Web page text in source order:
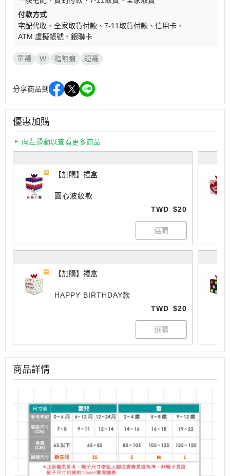
付款方式
宅配代收
全家取貨付款 7-11取貨付款
信用卡
ATM 虛擬帳號
銀聯卡
童襪 W 指無痕 短襪
分享商品到
優惠加購
向左滑動以查看更多商品
【加購】禮盒
圓心波紋款
TWD $20
【加購】禮盒
HAPPY BIRTHDAY款
TWD $20
商品詳情